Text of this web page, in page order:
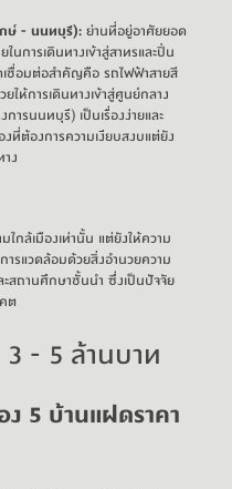
ษ์ - นนทบุรี):ย่านที่อยู่อาศัยยอด
นการเดินทางเข้าสู่สาทรและปิ่น
เชื่อมต่อสำคัญคือ รถไฟฟ้าสายสี
ยให้การเดินทางเข้าสู่ศูนย์กลาง
ารนนทบุรี) เป็นเรื่องง่ายและ
ที่ต้องการความเงียบสงบแต่ยัง
ง
ใกล้เมืองเท่านั้น แต่ยังให้ความ
ารแวดล้อมด้วยสิ่งอำนวยความ
สถานศึกษาชั้นนำ ซึ่งเป็นปัจจัย
ต
3 - 5 ล้านบาท
ง 5 บ้านแฝดราคา